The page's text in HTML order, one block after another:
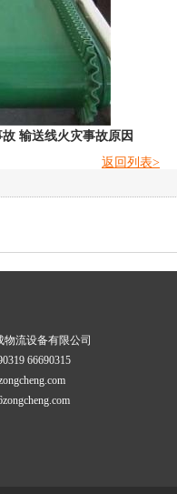
故 输送线火灾事故原因
返回列表>
物流设备有限公司
66690315